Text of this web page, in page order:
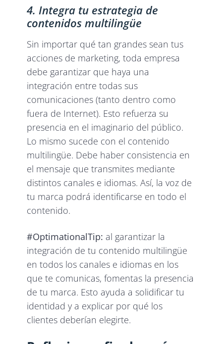
4. Integra tu estrategia de
contenidos multilingüe
Sin importar qué tan grandes sean tus
acciones de marketing, toda empresa
debe garantizar que haya una
integración entre todas sus
comunicaciones (tanto dentro como
fuera de Internet). Esto refuerza su
presencia en el imaginario del público.
Lo mismo sucede con el contenido
multilingüe. Debe haber consistencia en
el mensaje que transmites mediante
distintos canales e idiomas. Así, la voz de
tu marca podrá identificarse en todo el
contenido.
#OptimationalTip:al garantizar la
integración de tu contenido multilingüe
en todos los canales e idiomas en los
que te comunicas, fomentas la presencia
de tu marca. Esto ayuda a solidificar tu
identidad y a explicar por qué los
clientes deberían elegirte.